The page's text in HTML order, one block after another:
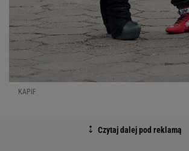
KAPIF